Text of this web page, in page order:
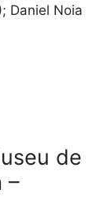
Daniel Noia
de
–